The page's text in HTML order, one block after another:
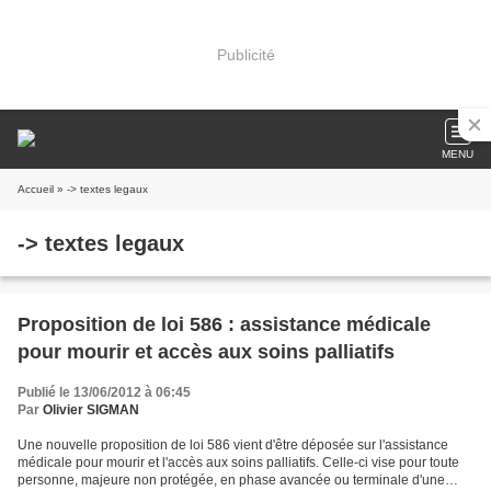
Publicité
MENU
Accueil » -> textes legaux
-> textes legaux
Proposition de loi 586 : assistance médicale
pour mourir et accès aux soins palliatifs
Publié le 13/06/2012 à 06:45
Par Olivier SIGMAN
Une nouvelle proposition de loi 586 vient d'être déposée sur l'assistance
médicale pour mourir et l'accès aux soins palliatifs. Celle-ci vise pour toute
personne, majeure non protégée, en phase avancée ou terminale d'une